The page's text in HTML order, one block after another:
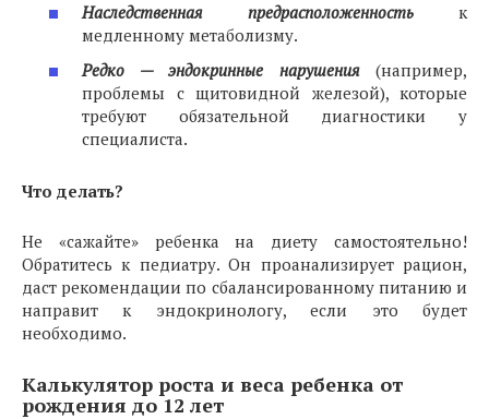
Наследственная предрасположенность к
медленному метаболизму.
Редко — эндокринные нарушения
(например,
проблемы с щитовидной железой), которые
требуют обязательной диагностики у
специалиста.
Что делать?
Не «сажайте» ребенка на диету самостоятельно!
Обратитесь к педиатру. Он проанализирует рацион,
даст рекомендации по сбалансированному питанию и
направит к эндокринологу, если это будет
необходимо.
Калькулятор роста и веса ребенка от
рождения до 12 лет